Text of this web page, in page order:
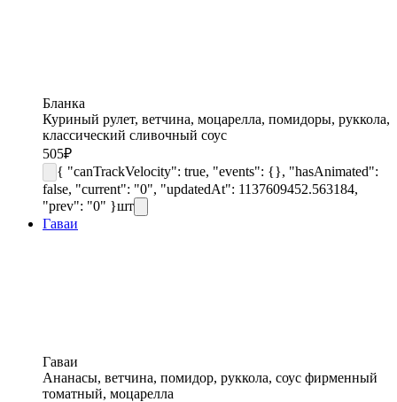
Бланка
Куриный рулет, ветчина, моцарелла, помидоры, руккола,
классический сливочный соус
505₽
{ "canTrackVelocity": true, "events": {}, "hasAnimated":
false, "current": "0", "updatedAt": 1137609452.563184,
"prev": "0" }шт
Гаваи
Гаваи
Ананасы, ветчина, помидор, руккола, соус фирменный
томатный, моцарелла